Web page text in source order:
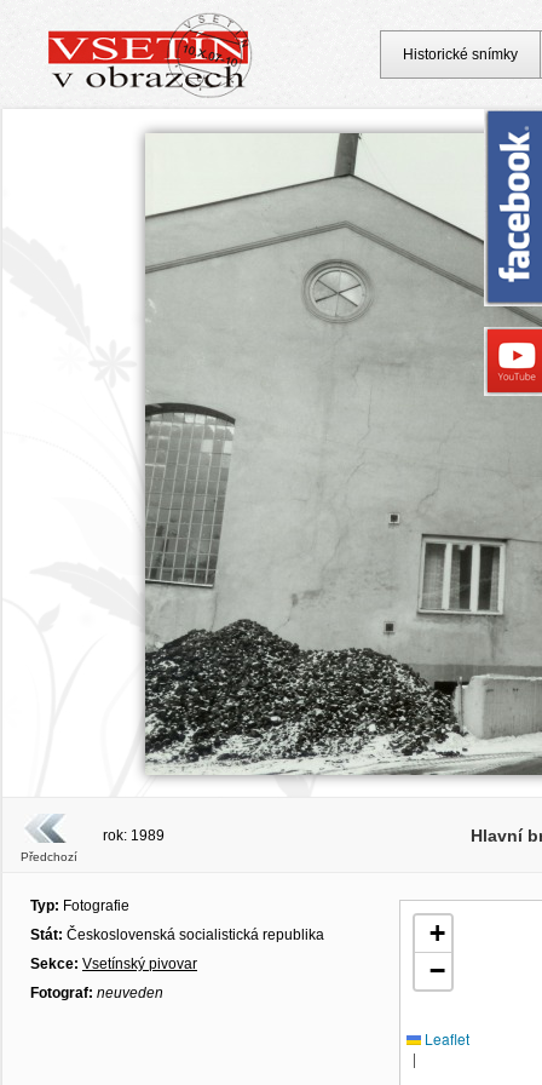
Předchozí
rok: 1989 Hlavní
Typ: Fotografie
Stát: Československá socialistická republika
Sekce: Vsetínský pivovar
Fotograf: neuveden
+
−
Leaflet
|
Historické snímky